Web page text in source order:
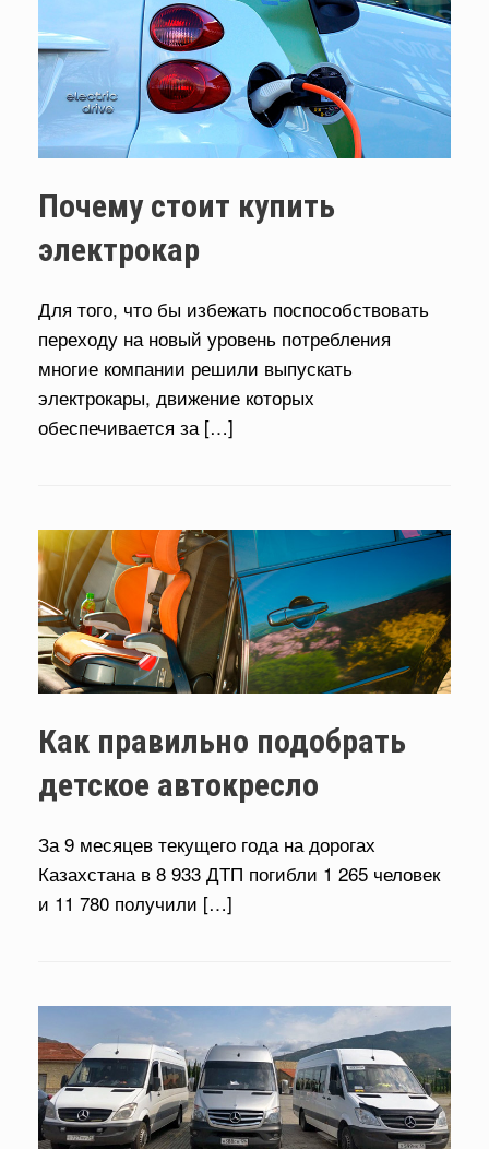
Почему стоит купить
электрокар
Для того, что бы избежать поспособствовать
переходу на новый уровень потребления
многие компании решили выпускать
электрокары, движение которых
обеспечивается за […]
Как правильно подобрать
детское автокресло
За 9 месяцев текущего года на дорогах
Казахстана в 8 933 ДТП погибли 1 265 человек
и 11 780 получили […]